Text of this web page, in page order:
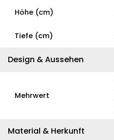
Höhe (cm)
Tiefe (cm)
Design & Aussehen
Mehrwert
Material & Herkunft